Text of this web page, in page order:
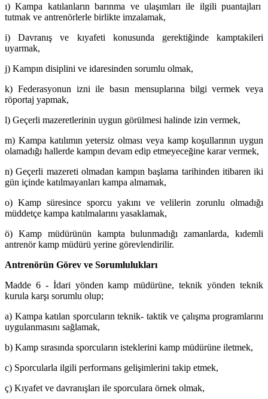
ı) Kampa katılanların barınma ve ulaşımları ile ilgili puantajları
tutmak ve antrenörlerle birlikte imzalamak,
i) Davranış ve kıyafeti konusunda gerektiğinde kamptakileri
uyarmak,
j) Kampın disiplini ve idaresinden sorumlu olmak,
k) Federasyonun izni ile basın mensuplarına bilgi vermek veya
röportaj yapmak,
l) Geçerli mazeretlerinin uygun görülmesi halinde izin vermek,
m) Kampa katılımın yetersiz olması veya kamp koşullarının uygun
olamadığı hallerde kampın devam edip etmeyeceğine karar vermek,
n) Geçerli mazereti olmadan kampın başlama tarihinden itibaren iki
gün içinde katılmayanları kampa almamak,
o) Kamp süresince sporcu yakını ve velilerin zorunlu olmadığı
müddetçe kampa katılmalarını yasaklamak,
ö) Kamp müdürünün kampta bulunmadığı zamanlarda, kıdemli
antrenör kamp müdürü yerine görevlendirilir.
Antrenörün Görev ve Sorumlulukları
Madde 6 - İdari yönden kamp müdürüne, teknik yönden teknik
kurula karşı sorumlu olup;
a) Kampa katılan sporcuların teknik- taktik ve çalışma programlarını
uygulanmasını sağlamak,
b) Kamp sırasında sporcuların isteklerini kamp müdürüne iletmek,
c) Sporcularla ilgili performans gelişimlerini takip etmek,
ç) Kıyafet ve davranışları ile sporculara örnek olmak,